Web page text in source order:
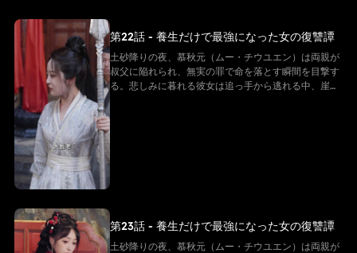
第22話 - 養生だけで最強になった女の復讐譚
土砂降りの夜、慕秋元（ムー・チウユエン）は両親が
叔父に陥れられ、無実の罪で命を落とす瞬間を目撃す
る。悲しみに暮れる彼女は追っ手から逃れる中、崖か
ら転落してしまう。だが、彼女は「白尊者」と呼ばれ
願するが、白尊者が授けたのは「ただの養生法」。
──そう思われていた。 その“養生功”こそ、実は仙界
最上級の秘法。そして慕秋元の身体は、万年に一度の
第23話 - 養生だけで最強になった女の復讐譚
土砂降りの夜、慕秋元（ムー・チウユエン）は両親が